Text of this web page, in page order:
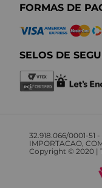
FORMAS DE
SELOS DE
32.918.066/0001-51
IMPORTACAO,
Copyright © 2020 |